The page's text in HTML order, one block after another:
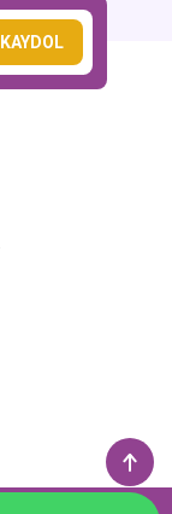
KAYDOL